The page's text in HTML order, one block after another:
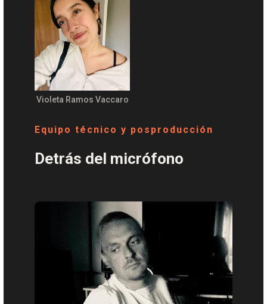
Violeta Ramos Vaccaro
Equipo técnico y posproducción
Detrás del micrófono